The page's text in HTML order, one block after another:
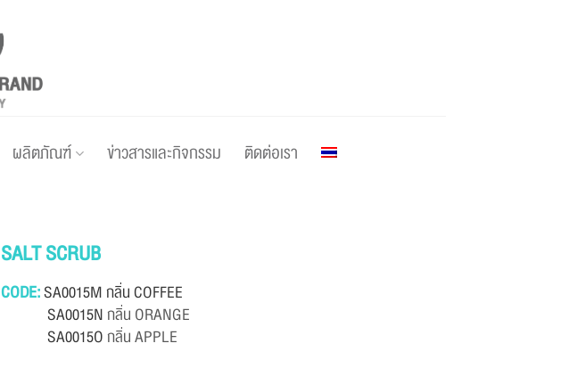
ผลิตภัณฑ์ ข่าวสารและกิจกรรม ติดต่อเรา
SALT SCRUB
CODE:SA0015M กลิ่น COFFEE
SA0015Nกลิ่น ORANGE
SA0015Oกลิ่น APPLE